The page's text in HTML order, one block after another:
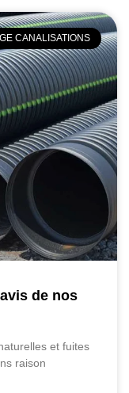
CANALISATIONS
de nos
et fuites
raison